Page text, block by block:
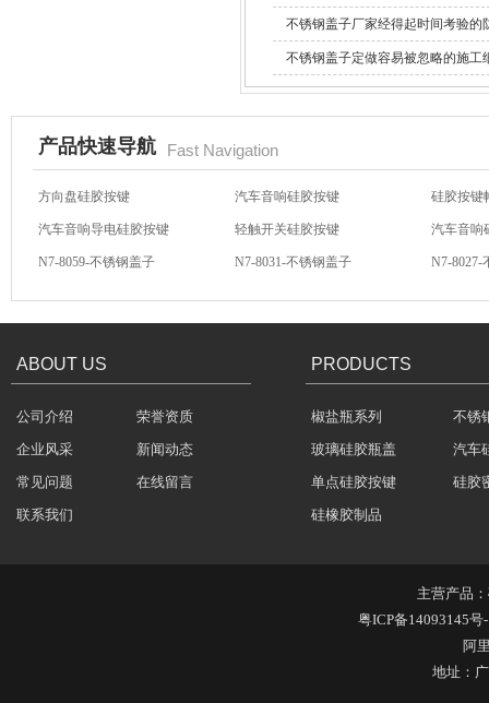
隔热玻璃硅胶瓶盖
玻璃果汁杯瓶盖
不锈钢盖子厂家经得起时间考验的
不锈钢盖子定做容易被忽略的施工
产品快速导航 Fast Navigation
汽车音响导电硅胶按键 轻触开关硅胶按键 汽车音响
N7-8059-不锈钢盖子 N7-8031-不锈钢盖子 N7-8027-
N7-8010-不锈钢盖子 N7-8005B-不锈钢盖子 斜口小喇
方向盘硅胶按键 汽车音响硅胶按键 硅胶按键
ABOUT US
公司介绍
荣誉资质
企业风采
新闻动态
常见问题
在线留言
联系我们
PRODUCTS
椒盐瓶系列
不锈
玻璃硅胶瓶盖
汽车
单点硅胶按键
硅胶
硅橡胶制品
主营产品：
粤ICP备14093145号
阿
地址：